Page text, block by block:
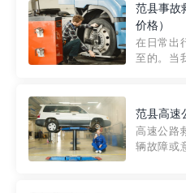
范县事故
价格）
在日常出
至的。当
细解析一
准，以及
范县高速
高速公路
辆故障或